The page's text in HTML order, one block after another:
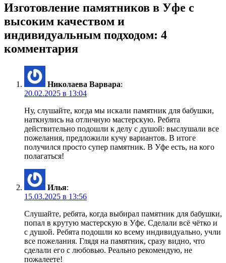
Изготовление памятников в Уфе с
высоким качеством и
индивидуальным подходом: 4
комментария
Николаева Варвара:
20.02.2025 в 13:04
Ну, слушайте, когда мы искали памятник для бабушки,
наткнулись на отличную мастерскую. Ребята
действительно подошли к делу с душой: выслушали все
пожелания, предложили кучу вариантов. В итоге
получился просто супер памятник. В Уфе есть, на кого
полагаться!
Илья:
15.03.2025 в 13:56
Слушайте, ребята, когда выбирал памятник для бабушки,
попал в крутую мастерскую в Уфе. Сделали всё чётко и
с душой. Ребята подошли ко всему индивидуально, учли
все пожелания. Глядя на памятник, сразу видно, что
сделали его с любовью. Реально рекомендую, не
пожалеете!